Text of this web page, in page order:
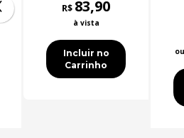
R$ 83,90
à vista
Incluir no
Carrinho